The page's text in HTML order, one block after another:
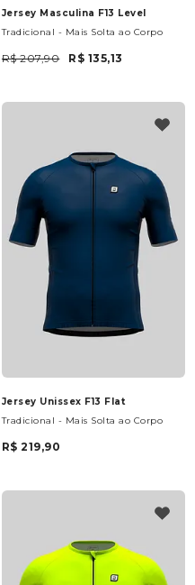
Jersey Masculina F13 Level
Tradicional - Mais Solta ao Corpo
R$ 207,90 R$ 135,13
Jersey Unissex F13 Flat
Tradicional - Mais Solta ao Corpo
R$ 219,90